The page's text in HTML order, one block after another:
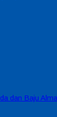
dan Baju